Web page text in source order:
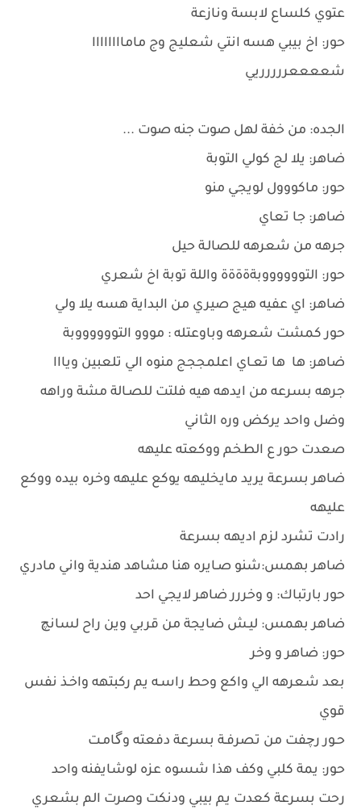
عتوي كلساع لابسة ونازعة
حور: اخ بيبي هسه انتي شعليج وج ماماااااااا
شععععررررريي
الجده: من خفة لهل صوت جنه صوت ...
ضاهر: يلا لج كولي التوبة
حور: ماكووول لويجي منو
ضاهر: جا تعاي
جرهه من شعرهه للصالـة حيل
حور: التووووووبةةةةة واللة توبة اخ شعري
ضاهر: اي عفيه هيج صيري من البداية هسه يلا ولي
حور كمشت شعرهه وباوعتله : مووو التووووووبة
ضاهر: ها ها تعـاي اعلمججج منوه الي تلعبين ويااا
جرهه بسرعه من ايدهه هيه فلتت للصـالة مشة وراهه
وضل واحد يركض وره الثاني
صعدت حور ع الطخم ووكعته عليهه
ضاهر بسرعة يريد مايخليهه يوكع عليهه وخره بيده ووكع
عليهه
رادت تشرد لزم اديهه بسرعة
ضاهر بهمس:شنو صـايره هنا مشاهد هندية واني مادري
حور بارتباك: و وخررر ضاهر لايجي احد
ضاهر بهمس: ليـش ضايجة من قربي وين راح لسانچ
حور: ضاهر و وخر
بعد شعرهه الي واكع وحط راسـه يم ركبتهه واخـذ نفس
قوي
حـور رچفت من تصرفـة بسرعة دفعته وگامـت
حور: يمة كلبي وكف هذا شسوه عزه لوشايفنه واحد
رحت بسرعة كعدت يم بيبي ودنكت وصرت الم بشعري